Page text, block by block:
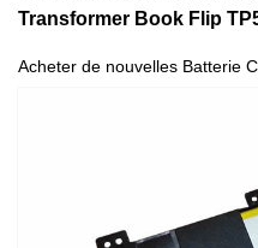
Transformer Book Flip
Acheter de nouvelles Batterie